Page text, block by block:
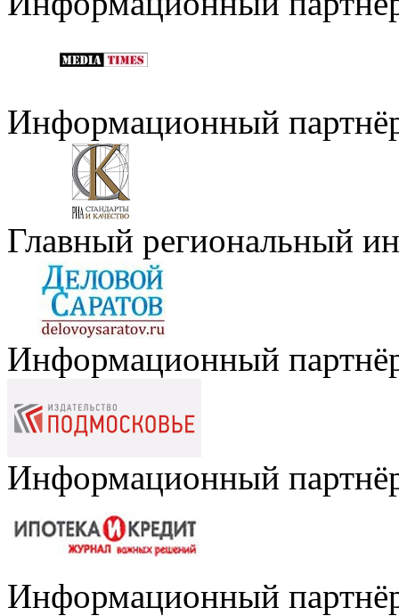
Информационный
Главный региональный
Информационный
Информационный
Информационный